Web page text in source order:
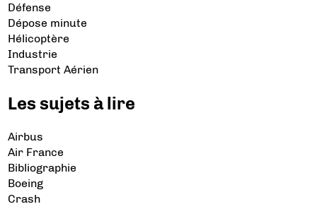
Défense
Dépose minute
Hélicoptère
Industrie
Transport Aérien
Les sujets à lire
Airbus
Air France
Bibliographie
Boeing
Crash